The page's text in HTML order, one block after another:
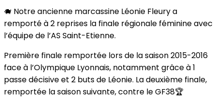
🐗 Notre ancienne marcassine Léonie Fleury a
remporté à 2 reprises la finale régionale féminine avec
l’équipe de l’AS Saint-Etienne.
Première finale remportée lors de la saison 2015-2016
face à l’Olympique Lyonnais, notamment grâce à 1
passe décisive et 2 buts de Léonie. La deuxième finale,
remportée la saison suivante, contre le GF38🏆